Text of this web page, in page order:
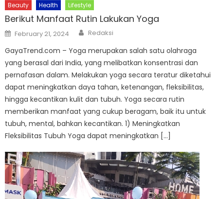
Beauty Health Lifestyle
Berikut Manfaat Rutin Lakukan Yoga
Posted
on
February 21, 2024 Author
Redaksi
GayaTrend.com – Yoga merupakan salah satu olahraga
yang berasal dari India, yang melibatkan konsentrasi dan
pernafasan dalam. Melakukan yoga secara teratur diketahui
dapat meningkatkan daya tahan, ketenangan, fleksibilitas,
hingga kecantikan kulit dan tubuh. Yoga secara rutin
memberikan manfaat yang cukup beragam, baik itu untuk
tubuh, mental, bahkan kecantikan. 1) Meningkatkan
Fleksibilitas Tubuh Yoga dapat meningkatkan […]